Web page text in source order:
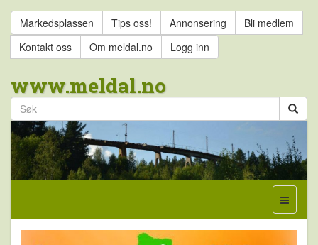
Markedsplassen Tips oss! Annonsering
Bli medlem
Kontakt oss
Om meldal.no Logg inn
www.meldal.no